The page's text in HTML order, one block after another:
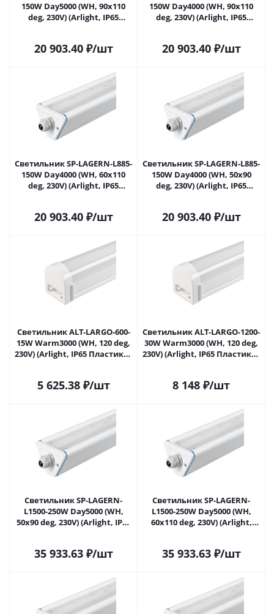
150W Day5000 (WH, 90х110
deg, 230V) (Arlight, IP65
20 903.40₽/шт
150W Day4000 (WH, 90х110
deg, 230V) (Arlight, IP65
20 903.40₽/шт
Светильник SP-LAGERN-L885-
150W Day4000 (WH, 60х110
deg, 230V) (Arlight, IP65
20 903.40₽/шт
Светильник SP-LAGERN-L885-
150W Day4000 (WH, 50х90
deg, 230V) (Arlight, IP65
20 903.40₽/шт
Светильник ALT-LARGO-600-
15W Warm3000 (WH, 120 deg,
230V) (Arlight, IP65 Пластик, 5
5 625.38₽/шт
Светильник ALT-LARGO-1200-
30W Warm3000 (WH, 120 deg,
230V) (Arlight, IP65 Пластик, 5
8 148 ₽/шт
Светильник SP-LAGERN-
L1500-250W Day5000 (WH,
50х90 deg, 230V) (Arlight, IP65
35 933.63₽/шт
Светильник SP-LAGERN-
L1500-250W Day5000 (WH,
60х110 deg, 230V) (Arlight,
35 933.63₽/шт